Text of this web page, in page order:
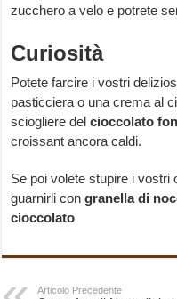
zucchero a velo e potrete
Curiosità
Potete farcire i vostri
pasticciera o una crema al
sciogliere delcioccolato
croissant ancora caldi.
Se poi volete stupire i vostri
guarnirli congranella di
cioccolato
Articolo Precedente